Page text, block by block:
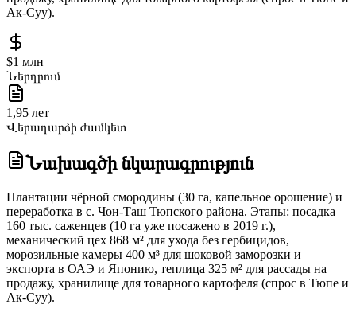
Ак-Суу).
$1 млн
Ներդրում
1,95 лет
Վերադարձի ժամկետ
Նախագծի նկարագրություն
Плантации чёрной смородины (30 га, капельное орошение) и
переработка в с. Чон-Таш Тюпского района. Этапы: посадка
160 тыс. саженцев (10 га уже посажено в 2019 г.),
механический цех 868 м² для ухода без гербицидов,
морозильные камеры 400 м³ для шоковой заморозки и
экспорта в ОАЭ и Японию, теплица 325 м² для рассады на
продажу, хранилище для товарного картофеля (спрос в Тюпе и
Ак-Суу).